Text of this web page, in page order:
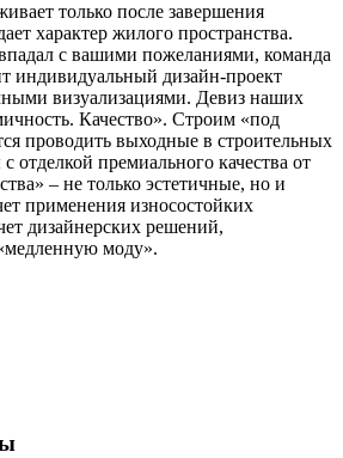
только после завершения
характер жилого пространства.
с вашими пожеланиями, команда
индивидуальный дизайн-проект
визуализациями. Девиз наших
Качество». Строим «под
проводить выходные в строительных
отделкой премиального качества от
– не только эстетичные, но и
применения износостойких
дизайнерских решений,
моду».